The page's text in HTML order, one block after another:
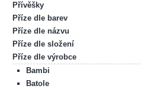
Přívěšky
Příze dle barev
Příze dle názvu
Příze dle složení
Příze dle výrobce
Bambi
Batole